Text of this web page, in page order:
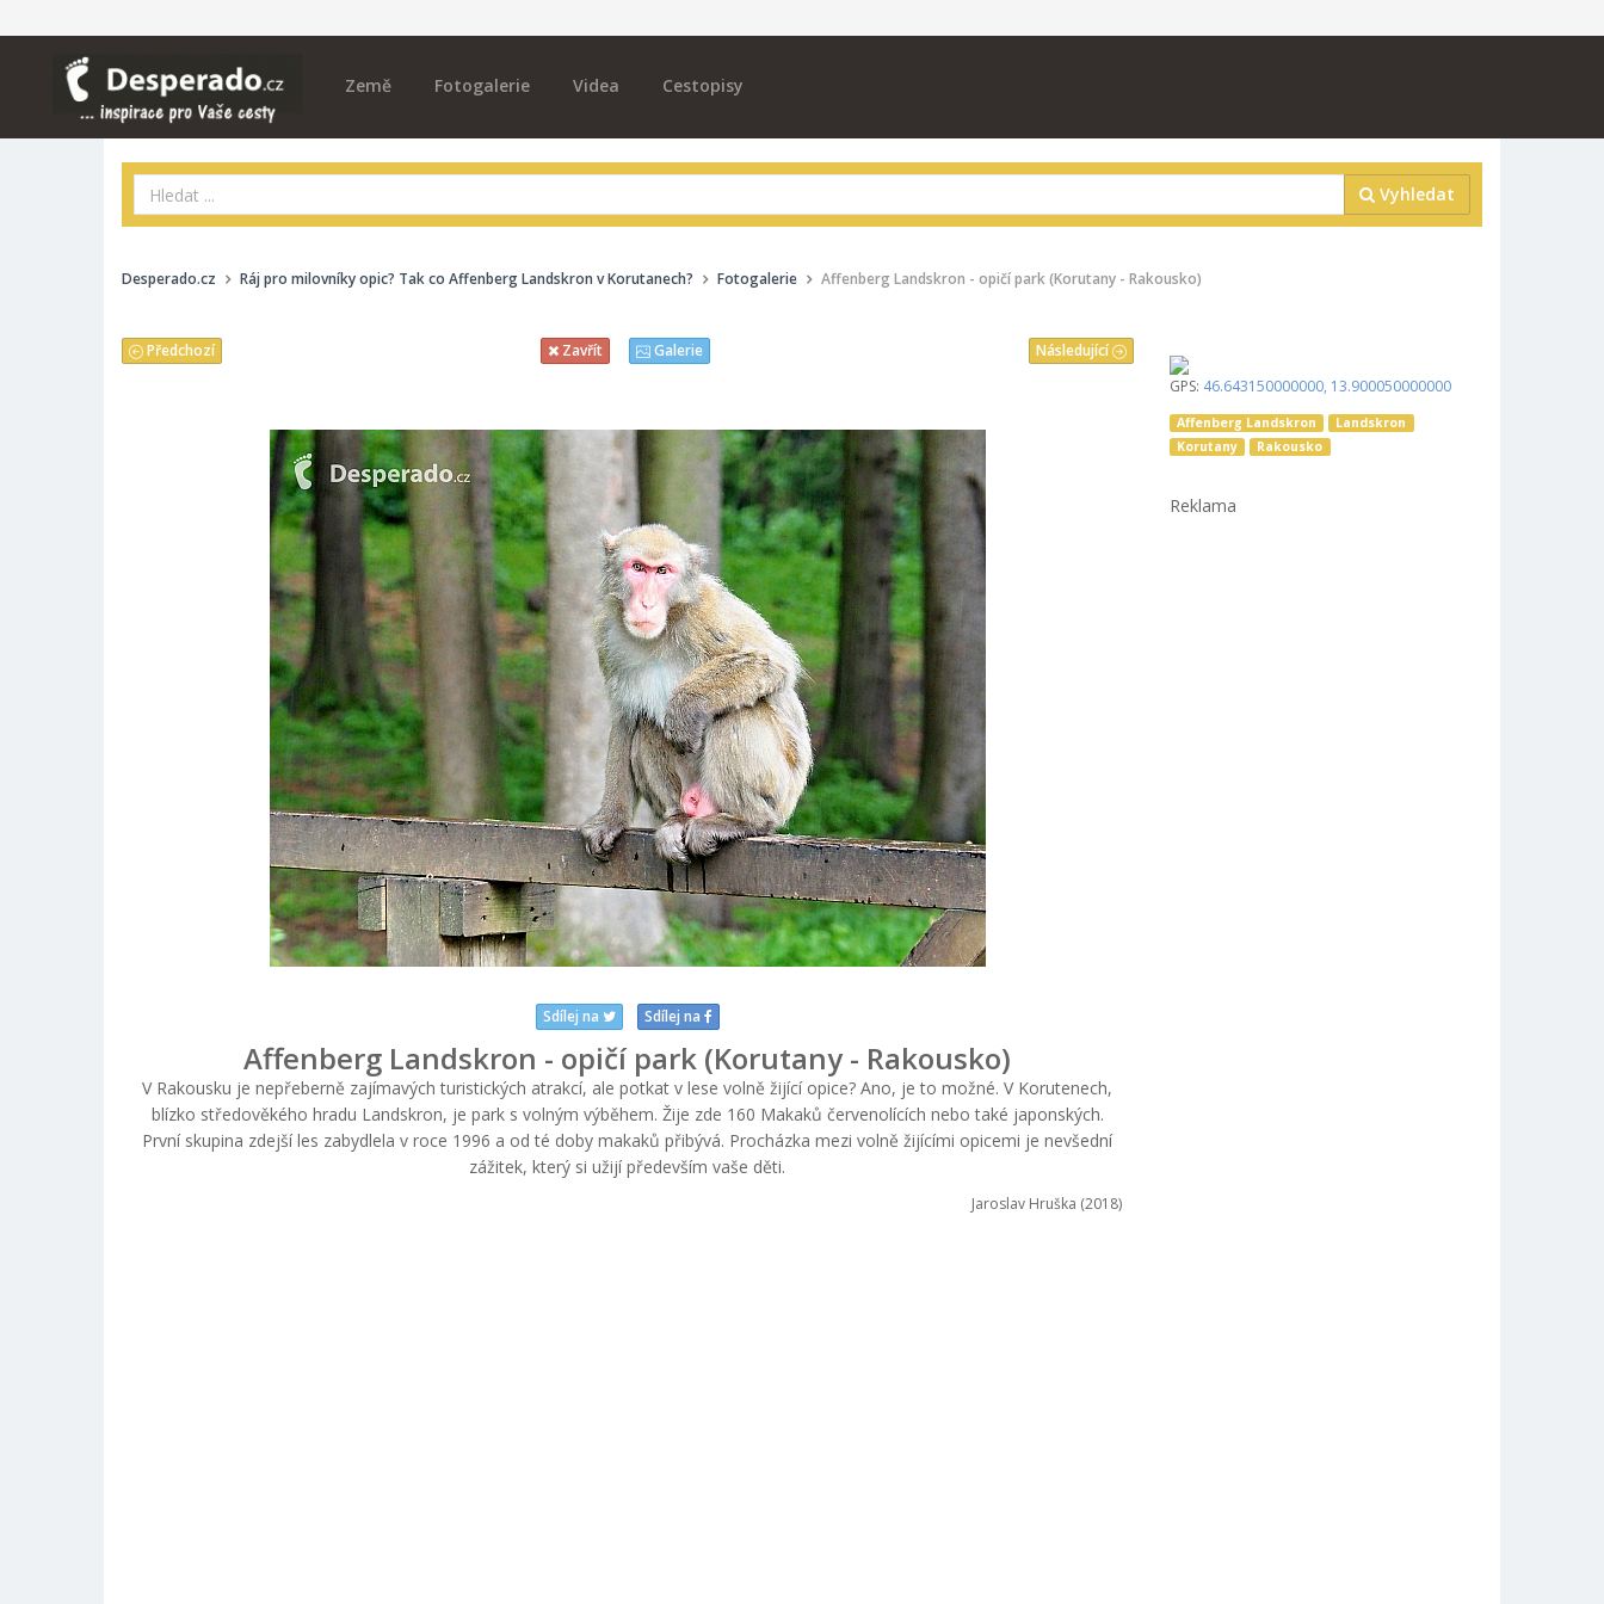
Země Fotogalerie Videa Cestopisy
Vyhledat
Desperado.cz Ráj pro milovníky opic? Tak co Affenberg Landskron v Korutanech? Fotogalerie Affenberg Landskron - opičí park (Korutany - Rakousko)
Následující
Předchozí Zavřít Galerie
Sdílej na Sdílej na
Affenberg Landskron - opičí park (Korutany - Rakousko)
V Rakousku je nepřeberně zajímavých turistických atrakcí, ale potkat v lese volně žijící opice? Ano, je to možné. V Korutenech,
blízko středověkého hradu Landskron, je park s volným výběhem. Žije zde 160 Makaků červenolících nebo také japonských.
První skupina zdejší les zabydlela v roce 1996 a od té doby makaků přibývá. Procházka mezi volně žijícími opicemi je nevšední
zážitek, který si užijí především vaše děti.
Jaroslav Hruška (2018)
GPS: 46.643150000000, 13.900050000000
Affenberg Landskron
Landskron
Korutany
Rakousko
Reklama